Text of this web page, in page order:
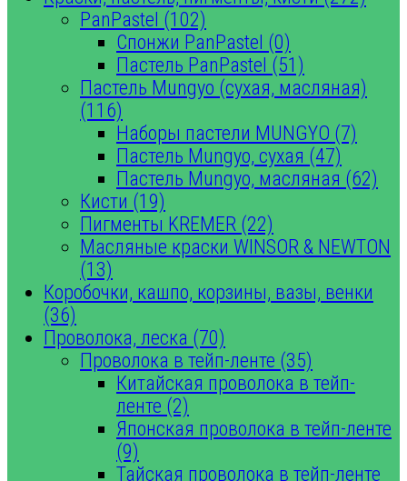
PanPastel (102)
Спонжи PanPastel (0)
Пастель PanPastel (51)
Пастель Mungyo (сухая, масляная)
(116)
Наборы пастели MUNGYO (7)
Пастель Mungyo, сухая (47)
Пастель Mungyo, масляная (62)
Кисти (19)
Пигменты KREMER (22)
Масляные краски WINSOR & NEWTON
(13)
Коробочки, кашпо, корзины, вазы, венки
(36)
Проволока, леска (70)
Проволока в тейп-ленте (35)
Китайская проволока в тейп-
ленте (2)
Японская проволока в тейп-ленте
(9)
Тайская проволока в тейп-ленте